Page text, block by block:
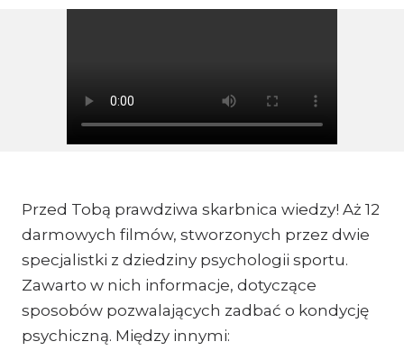
Przed Tobą prawdziwa skarbnica wiedzy! Aż 12
darmowych filmów, stworzonych przez dwie
specjalistki z dziedziny psychologii sportu.
Zawarto w nich informacje, dotyczące
sposobów pozwalających zadbać o kondycję
psychiczną. Między innymi: